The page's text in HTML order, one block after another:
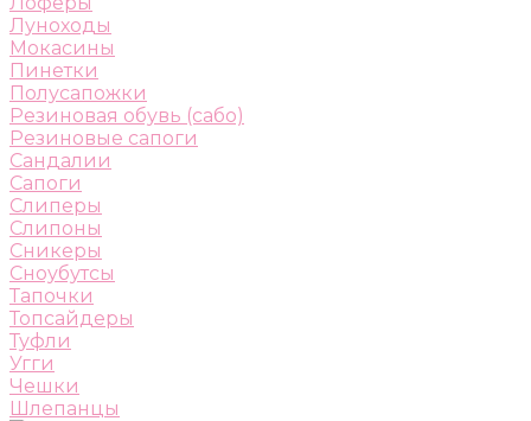
Луноходы
Мокасины
Пинетки
Полусапожки
Резиновая обувь (сабо)
Резиновые сапоги
Сандалии
Сапоги
Слиперы
Слипоны
Сникеры
Сноубутсы
Тапочки
Топсайдеры
Туфли
Угги
Чешки
Шлепанцы